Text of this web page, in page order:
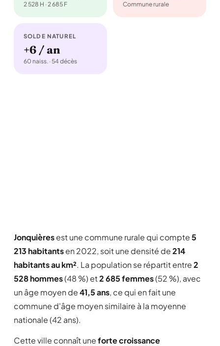
2 528 H · 2 685 F Commune rurale
SOLDE NATUREL
+6 / an
60 naiss. · 54 décès
Jonquièresest une commune rurale qui compte5
213 habitantsen 2022, soit une densité de214
habitants au km². La population se répartit entre2
528 hommes(48 %) et2 685 femmes(52 %), avec
un âge moyen de41,5 ans, ce qui en fait une
commune d'âge moyen similaire à la moyenne
nationale (42 ans).
Cette ville connaît uneforte croissance